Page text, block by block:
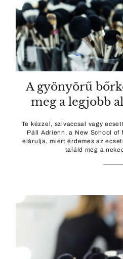
A gyönyörű
meg a legjobb
Te kézzel, szivaccsal vagy
Páll Adrienn, a New School of
elárulja, miért érdemes az
találd meg a